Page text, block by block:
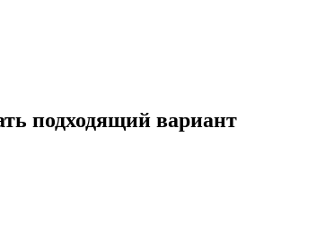
подходящий вариант